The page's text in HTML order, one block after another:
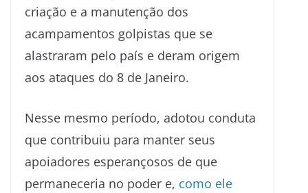
criação e a manutenção dos
acampamentos golpistas que se
alastraram pelo país e deram origem
aos ataques do 8 de Janeiro.
Nesse mesmo período, adotou conduta
que contribuiu para manter seus
apoiadores esperançosos de que
permaneceria no poder e, como ele